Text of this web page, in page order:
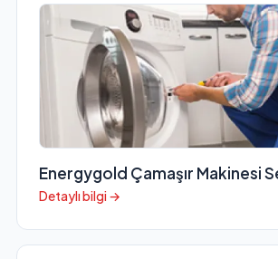
Energygold Çamaşır Makinesi
Detaylı bilgi →